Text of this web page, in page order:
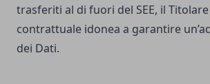
trasferiti al di fuori del SEE, il
contrattuale idonea a garantire
dei Dati.